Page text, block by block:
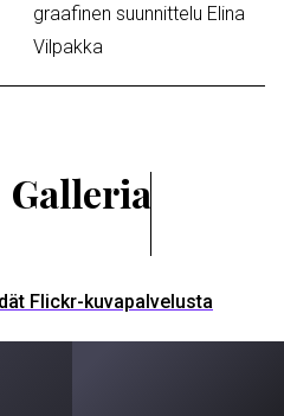
graafinen suunnittelu Elina
Vilpakka
Galleria
Flickr-kuvapalvelusta